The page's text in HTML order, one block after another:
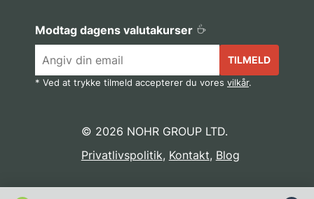
Modtag dagens valutakurser
TILMELD
* Ved at trykke tilmeld accepterer du vores vilkår.
© 2026 NOHR GROUP LTD.
Privatlivspolitik, Kontakt, Blog